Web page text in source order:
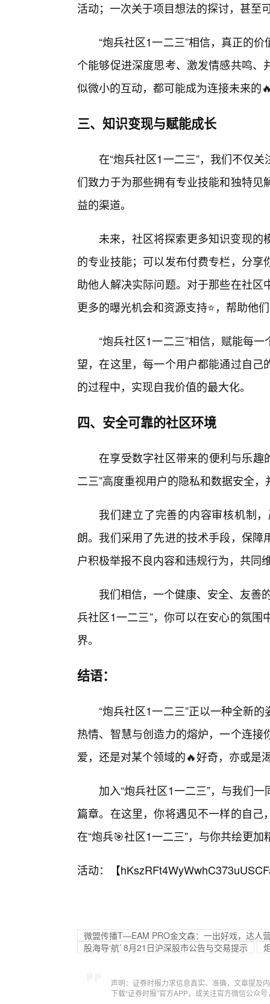
活动；一次关于项目想法的探讨，甚至
“炮兵社区1一二三”相信，真正的
个能够促进深度思考、激发情感共鸣
似微小的互动，都可能成为连接未来的
三、知识变现与赋能成长
在“炮兵社区1一二三”，我们不仅
们致力于为那些拥有专业技能和独特
益的渠道。
未来，社区将探索更多知识变现
的专业技能；可以发布付费专栏，分
助他人解决实际问题。对于那些在社
更多的曝光机会和资源支持⭐，帮助他
“炮兵社区1一二三”相信，赋能每
望，在这里，每一个用户都能通过自
的过程中，实现自我价值的最大化。
四、安全可靠的社区环境
在享受数字社区带来的便利与乐趣
二三”高度重视用户的隐私和数据安全
我们建立了完善的内容审核机制
朗。我们采用了先进的技术手段，保
户积极举报不良内容和违规行为，共同
我们相信，一个健康、安全、友善
兵社区1一二三”，你可以在安心的氛
界。
结语：
“炮兵社区1一二三”正以一种全新
热情、智慧与创造力的熔炉，一个连
爱，还是对某个领域的🔥好奇，亦或是
加入“炮兵社区1一二三”，与我们
篇章。在这里，你将遇见不一样的自
在“炮兵🎯社区1一二三”，与你共绘更加
活动：【
微盟传播T—EAM PRO金文森：一出好戏，达人
股海导‘航’ 8月21日沪深股市公告与交易提示
声明：证券时报力求信息真实、准确，文章提及
下载“证券时报”官方APP，或关注官方微信公众